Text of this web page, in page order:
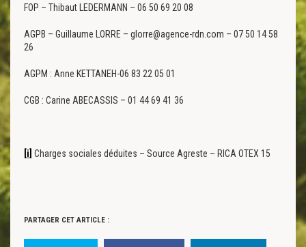
FOP – Thibaut LEDERMANN – 06 50 69 20 08
AGPB – Guillaume LORRE – glorre@agence-rdn.com – 07 50 14 58
26
AGPM : Anne KETTANEH-06 83 22 05 01
CGB : Carine ABECASSIS – 01 44 69 41 36
[i] Charges sociales déduites – Source Agreste – RICA OTEX 15
PARTAGER CET ARTICLE :